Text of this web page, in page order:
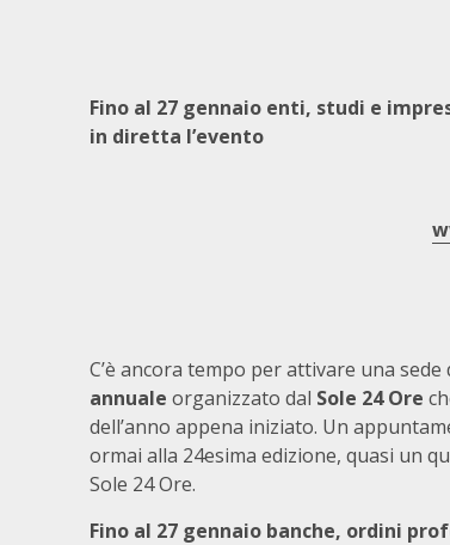
Fino al 27 gennaio enti, studi e
in diretta l’evento
C’è ancora tempo per attivare una
annuale organizzato dal Sole 24 Ore
dell’anno appena iniziato. Un
ormai alla 24esima edizione, quasi un
Sole 24 Ore.
Fino al 27 gennaio banche, ordini